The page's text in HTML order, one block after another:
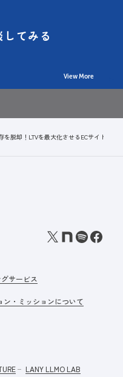
てみる
View More
を脱却！LTVを最大化させるECサイトの
サービス
ン・ミッションについて
LANY LLMO LAB